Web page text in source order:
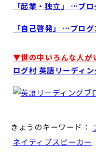
「起業・独立」 …ブ
「自己啓発」 …ブロ
▼世の中いろんな人
ログ村 英語リーディ
きょうのキーワード：
ネイティブスピーカー